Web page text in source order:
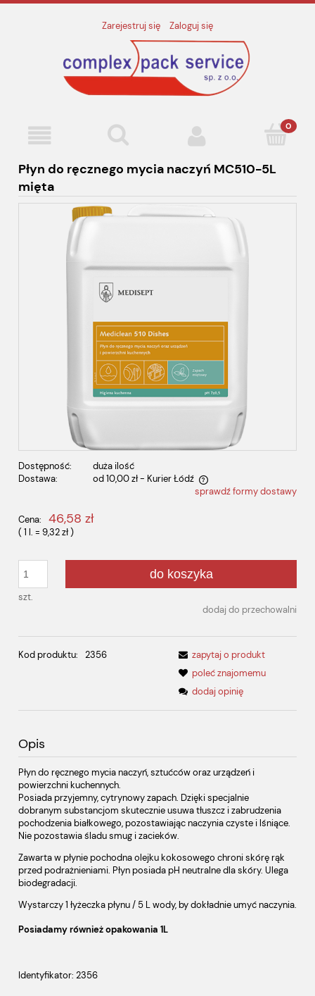
Zarejestruj się Zaloguj się
Płyn do ręcznego mycia naczyń MC510-5L
mięta
Dostępność:
duża ilość
Dostawa:
od 10,00 zł - Kurier Łódź
Cena nie zawiera ewentualnych kosztów płatnościsprawdź formy dostawy
Cena: 46,58 zł
( 1 l. = 9,32 zł)
szt.
do koszyka
dodaj do przechowalni
Kod produktu: 2356
zapytaj o produkt
poleć znajomemu
dodaj opinię
Opis
Płyn do ręcznego mycia naczyń, sztućców oraz urządzeń i
powierzchni kuchennych.
Posiada przyjemny, cytrynowy zapach. Dzięki specjalnie
dobranym substancjom skutecznie usuwa tłuszcz i zabrudzenia
pochodzenia białkowego, pozostawiając naczynia czyste i lśniące.
Nie pozostawia śladu smug i zacieków.
Zawarta w płynie pochodna olejku kokosowego chroni skórę rąk
przed podrażnieniami. Płyn posiada pH neutralne dla skóry. Ulega
biodegradacji.
Wystarczy 1 łyżeczka płynu / 5 L wody, by dokładnie umyć naczynia.
Posiadamy również opakowania 1L
Identyfikator: 2356